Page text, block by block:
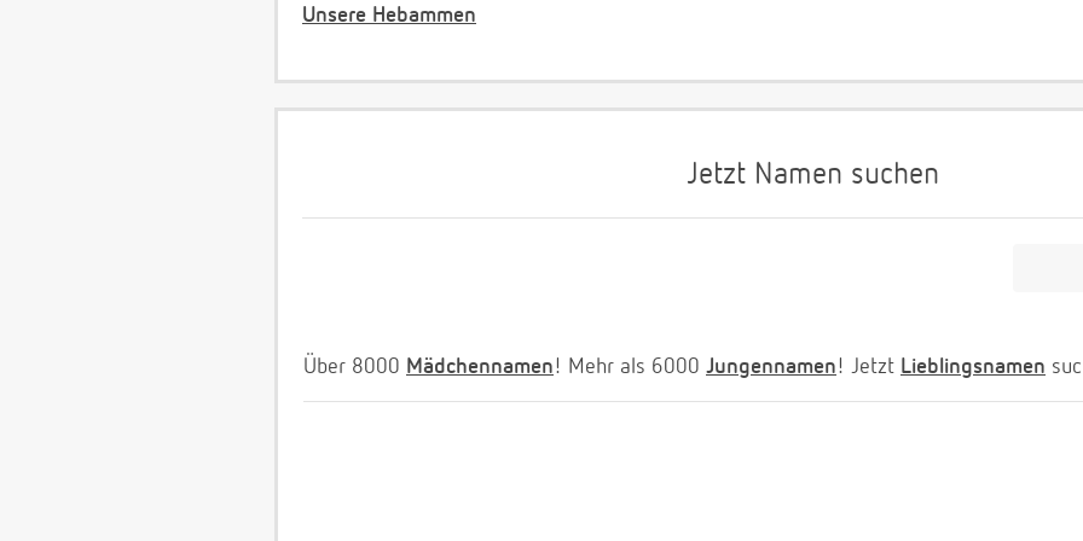
Unsere Hebammen
Jetzt Namen suchen
Über 8000 Mädchennamen! Mehr als 6000 Jungennamen! Jetzt Lieblingsnamen